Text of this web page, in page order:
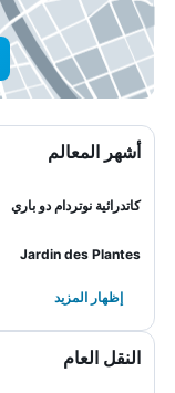
أشهر المعالم
كاتدرائية نوتردام دو باري
Jardin des Plantes
إظهار المزيد
النقل العام